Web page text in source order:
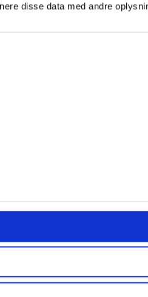
disse data med andre